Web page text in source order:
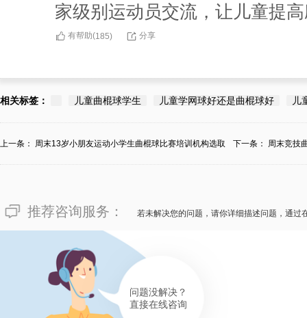
家级别运动员交流，让儿童提
有帮助(185) 分享
相关标签： 儿童曲棍球学生 儿童学网球好还是曲棍球好 儿
上一条： 周末13岁小朋友运动小学生曲棍球比赛培训机构选取
下一条： 周末竞技
推荐咨询服务： 若未解决您的问题，请你详细描述问题，通过
问题没解决？
直接在线咨询